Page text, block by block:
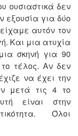
ουσιαστικά δεν
εξουσία για δύο
αυτόν τον
Και μια ατυχία
σκηνή για 90
τέλος. Αν δεν
να έχει την
μετά τις 4 το
είναι στην
Όλοι